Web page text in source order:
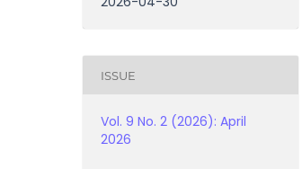
ISSUE
Vol. 9 No. 2 (2026): April
2026